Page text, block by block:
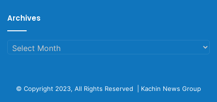
Archives
Archives
© Copyright 2023, All Rights Reserved | Kachin News Group